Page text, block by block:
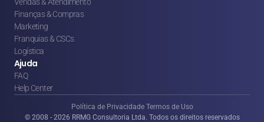
Finanças & Compras
Marketing
Franquias & CSCs
Logística
Ajuda
FAQ
Help Center
© 2008 - 2026 RRMG Consultoria Ltda. Todos os direitos reservados
Política de Privacidade Termos de Uso